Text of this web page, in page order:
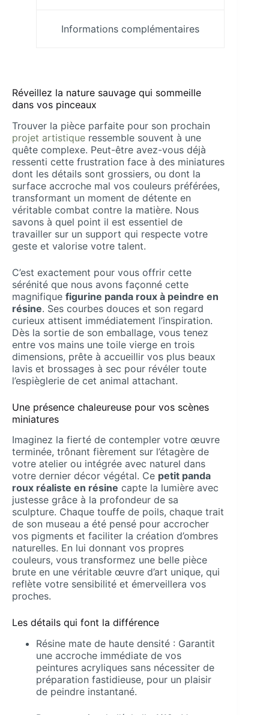
Informations complémentaires
Réveillez la nature sauvage qui sommeille
dans vos pinceaux
Trouver la pièce parfaite pour son prochain
projet artistique ressemble souvent à une
quête complexe. Peut-être avez-vous déjà
ressenti cette frustration face à des miniatures
dont les détails sont grossiers, ou dont la
surface accroche mal vos couleurs préférées,
transformant un moment de détente en
véritable combat contre la matière. Nous
savons à quel point il est essentiel de
travailler sur un support qui respecte votre
geste et valorise votre talent.
C’est exactement pour vous offrir cette
sérénité que nous avons façonné cette
magnifique figurine panda roux à peindre en
résine. Ses courbes douces et son regard
curieux attisent immédiatement l’inspiration.
Dès la sortie de son emballage, vous tenez
entre vos mains une toile vierge en trois
dimensions, prête à accueillir vos plus beaux
lavis et brossages à sec pour révéler toute
l’espièglerie de cet animal attachant.
Une présence chaleureuse pour vos scènes
miniatures
Imaginez la fierté de contempler votre œuvre
terminée, trônant fièrement sur l’étagère de
votre atelier ou intégrée avec naturel dans
votre dernier décor végétal. Ce petit panda
roux réaliste en résine capte la lumière avec
justesse grâce à la profondeur de sa
sculpture. Chaque touffe de poils, chaque trait
de son museau a été pensé pour accrocher
vos pigments et faciliter la création d’ombres
naturelles. En lui donnant vos propres
couleurs, vous transformez une belle pièce
brute en une véritable œuvre d’art unique, qui
reflète votre sensibilité et émerveillera vos
proches.
Les détails qui font la différence
Résine mate de haute densité : Garantit
une accroche immédiate de vos
peintures acryliques sans nécessiter de
préparation fastidieuse, pour un plaisir
de peindre instantané.